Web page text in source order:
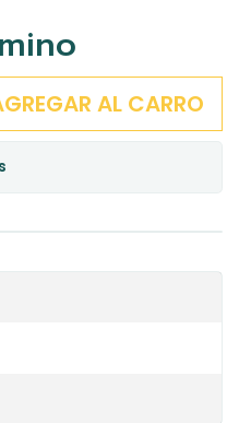
AL CARRO